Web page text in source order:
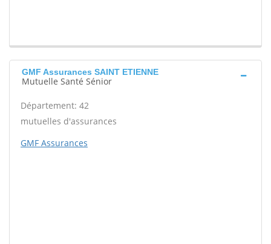
GMF Assurances SAINT ETIENNE
Mutuelle Santé Sénior
Département: 42
mutuelles d'assurances
GMF Assurances